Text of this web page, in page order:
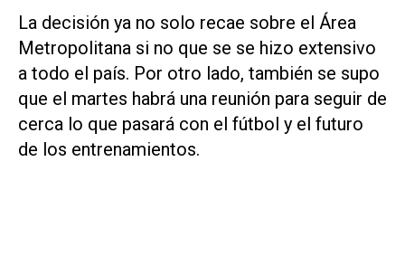
La decisión ya no solo recae sobre el Área
Metropolitana si no que se se hizo extensivo
a todo el país. Por otro lado, también se supo
que el martes habrá una reunión para seguir de
cerca lo que pasará con el fútbol y el futuro
de los entrenamientos.